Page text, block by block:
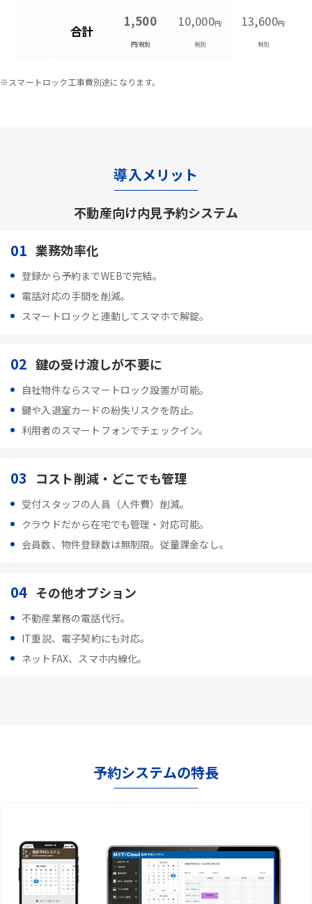
合計
1,500
円/税別
10,000円/
税別
13,600円/
税別
※スマートロック工事費別途になります。
導入メリット
不動産向け内見予約システム
01 業務効率化
登録から予約までWEBで完結。
電話対応の手間を削減。
スマートロックと連動してスマホで解錠。
02 鍵の受け渡しが不要に
自社物件ならスマートロック設置が可能。
鍵や入退室カードの紛失リスクを防止。
利用者のスマートフォンでチェックイン。
03 コスト削減・どこでも管理
受付スタッフの人員（人件費）削減。
クラウドだから在宅でも管理・対応可能。
会員数、物件登録数は無制限。従量課金なし。
04 その他オプション
不動産業務の電話代行。
IT重説、電子契約にも対応。
ネットFAX、スマホ内線化。
予約システムの特長